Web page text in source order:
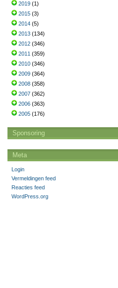
2019 (1)
2015 (3)
2014 (5)
2013 (134)
2012 (346)
2011 (359)
2010 (346)
2009 (364)
2008 (358)
2007 (362)
2006 (363)
2005 (176)
Sponsoring
Meta
Login
Vermeldingen feed
Reacties feed
WordPress.org